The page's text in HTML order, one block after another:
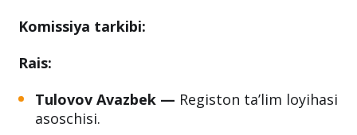
Komissiya tarkibi:
Rais:
Tulovov Avazbek — Registon ta’lim loyihasi
asoschisi.